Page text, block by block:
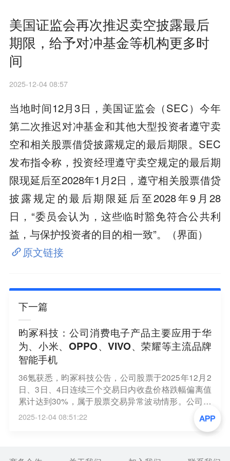
美国证监会再次推迟卖空披露最后
期限，给予对冲基金等机构更多时
间
2025-12-04 08:57
当地时间12月3日，美国证监会（SEC）今年
第二次推迟对冲基金和其他大型投资者遵守卖
空和相关股票借贷披露规定的最后期限。SEC
发布指令称，投资经理遵守卖空规定的最后期
限现延后至2028年1月2日，遵守相关股票借贷
披露规定的最后期限延后至2028年9月28
日，“委员会认为，这些临时豁免符合公共利
益，与保护投资者的目的相一致”。（界面）
原文链接
下一篇
昀冢科技：公司消费电子产品主要应用于华
为、小米、OPPO、VIVO、荣耀等主流品牌
智能手机
36氪获悉，昀冢科技公告，公司股票于2025年12月2
日、3日、4日连续三个交易日内收盘价格跌幅偏离值
累计达到30%，属于股票交易异常波动情形。公司主
要从事消费电子及电子陶瓷、汽车电子等领域产品的
研发、设计、生产制造和销售。其中，消费电子业务
为公司主营业务，公司消费电子产品主要应用在智能
2025-12-04 08:51:22